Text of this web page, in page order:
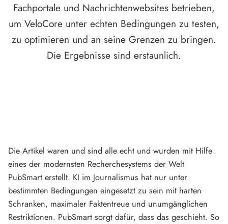
Fachportale und Nachrichtenwebsites betrieben,
um VeloCore unter echten Bedingungen zu testen,
zu optimieren und an seine Grenzen zu bringen.
Die Ergebnisse sind erstaunlich.
Die Artikel waren und sind alle echt und wurden mit Hilfe
eines der modernsten Recherchesystems der Welt
PubSmart erstellt. KI im Journalismus hat nur unter
bestimmten Bedingungen eingesetzt zu sein mit harten
Schranken, maximaler Faktentreue und unumgänglichen
Restriktionen. PubSmart sorgt dafür, dass das geschieht. So